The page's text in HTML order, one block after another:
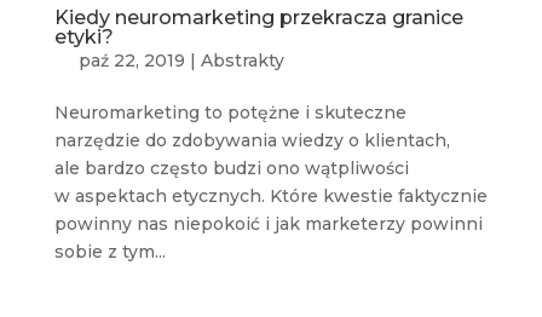
Kiedy neuromarketing przekracza granice
etyki?
paź 22, 2019 | Abstrakty
Neuromarketing to potężne i skuteczne
narzędzie do zdobywania wiedzy o klientach,
ale bardzo często budzi ono wątpliwości
w aspektach etycznych. Które kwestie faktycznie
powinny nas niepokoić i jak marketerzy powinni
sobie z tym...